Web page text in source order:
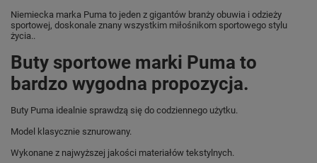
Niemiecka marka Puma to jeden z gigantów branży obuwia i odzieży
sportowej, doskonale znany wszystkim miłośnikom sportowego stylu
życia..
Buty sportowe marki Puma to
bardzo wygodna propozycja.
Buty Puma idealnie sprawdzą się do codziennego użytku.
Model klasycznie sznurowany.
Wykonane z najwyższej jakości materiałów tekstylnych.